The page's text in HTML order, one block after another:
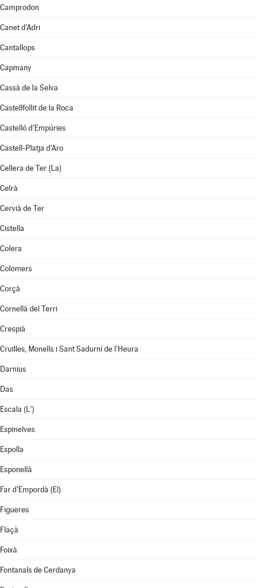
Camprodon
Canet d'Adri
Cantallops
Capmany
Cassà de la Selva
Castellfollit de la Roca
Castelló d'Empúries
Castell-Platja d'Aro
Cellera de Ter (La)
Celrà
Cervià de Ter
Cistella
Colera
Colomers
Corçà
Cornellà del Terri
Crespià
Cruïlles, Monells i Sant Sadurní de l'Heura
Darnius
Das
Escala (L')
Espinelves
Espolla
Esponellà
Far d'Empordà (El)
Figueres
Flaçà
Foixà
Fontanals de Cerdanya